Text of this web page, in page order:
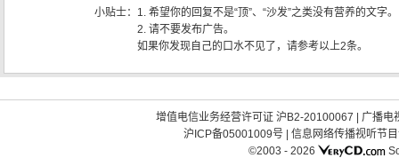
小贴士： 1. 希望你的回复不是“顶”、“沙发”之类没有营养的文字。
2. 请不要发布广告。
如果你发现自己的口水不见了，请参考以上2条。
增值电信业务经营许可证 沪B2-20100067 | 广播电
沪ICP备05001009号| 信息网络传播视听节
©2003 - 2026